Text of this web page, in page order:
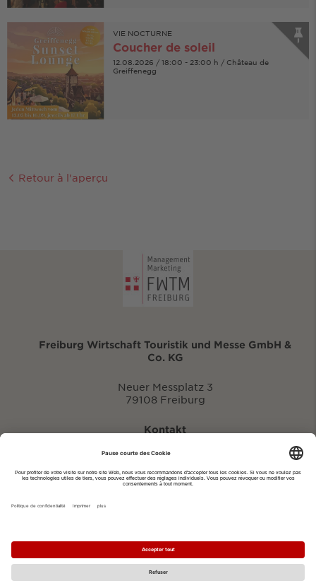
VIE NOCTURNE
Coucher de soleil
12.08.2026 / 18:00 - 23:00 h / Château de
Greiffenegg
Retour à l'aperçu
Freiburg Wirtschaft Touristik und Messe GmbH &
Co. KG
Neuer Messplatz 3
79108 Freiburg
Kontakt
eventportal@fwtm.de
Imprimer